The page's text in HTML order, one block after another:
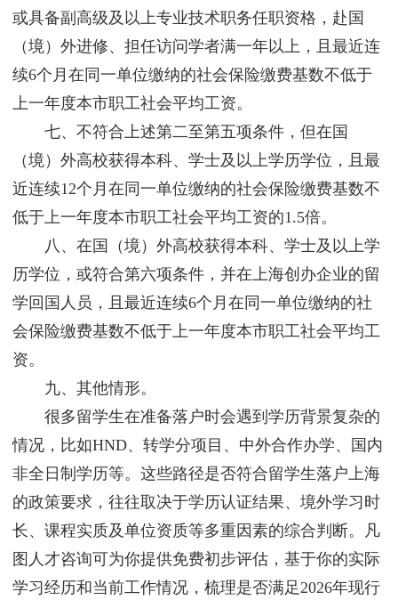
或具备副高级及以上专业技术职务任职资格，赴国
（境）外进修、担任访问学者满一年以上，且最近连
续6个月在同一单位缴纳的社会保险缴费基数不低于
上一年度本市职工社会平均工资。
七、不符合上述第二至第五项条件，但在国
（境）外高校获得本科、学士及以上学历学位，且最
近连续12个月在同一单位缴纳的社会保险缴费基数不
低于上一年度本市职工社会平均工资的1.5倍。
八、在国（境）外高校获得本科、学士及以上学
历学位，或符合第六项条件，并在上海创办企业的留
学回国人员，且最近连续6个月在同一单位缴纳的社
会保险缴费基数不低于上一年度本市职工社会平均工
资。
九、其他情形。
很多留学生在准备落户时会遇到学历背景复杂的
情况，比如HND、转学分项目、中外合作办学、国内
非全日制学历等。这些路径是否符合留学生落户上海
的政策要求，往往取决于学历认证结果、境外学习时
长、课程实质及单位资质等多重因素的综合判断。凡
图人才咨询可为你提供免费初步评估，基于你的实际
学习经历和当前工作情况，梳理是否满足2026年现行